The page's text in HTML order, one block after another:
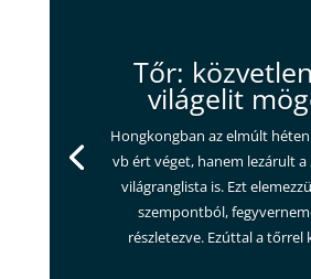
Tőr:
világelit
Hongkongban az elmúlt
vb ért véget, hanem lezárult a
világranglista is. Ezt
szempontból,
részletezve. Ezúttal a tőrrel